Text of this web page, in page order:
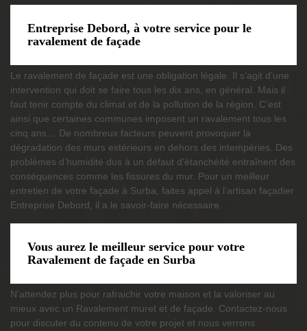
Entreprise Debord, à votre service pour le
ravalement de façade
Le ravalement de façade est une obligation légale. Il s’agit d’une
intervention qui doit se faire tous les dix ans, en général. Mais il
faut tenir compte du climat et de la pollution de la région. C’est
ainsi que certaines communes imposent un ravalement tous les
cinq ans… De nombreux facteurs peuvent provoquer la
dégradation des murs extérieurs en dehors des intempéries. Des
problèmes d’humidité dus à un défaut d’étanchéité entraînent des
conséquences comme les fissures du mur. Pour un meilleur
entretien de votre façade à Surba, faites appel à l’artisan façadier
Entreprise Debord, il a le savoir-faire nécessaire.
Vous aurez le meilleur service pour votre
Ravalement de façade en Surba
N’attendez plus pour rafraichir votre maison et la valoriser au
mieux avec un Ravalement muret et de façade. Contactez-nous
pour discuter du contenu de votre projet et nous verrons